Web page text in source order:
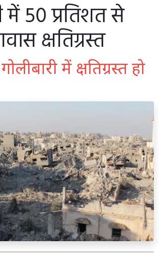
में 50 प्रतिशत से
क्षतिग्रस्त
में क्षतिग्रस्त हो